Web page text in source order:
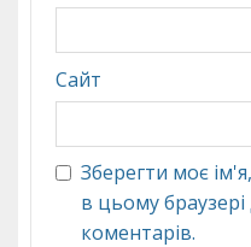
Сайт
Зберегти моє
в цьому
коментарів.